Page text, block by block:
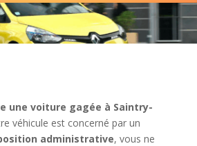
une voiture gagée à Saintry-
véhicule est concerné par un
administrative, vous ne